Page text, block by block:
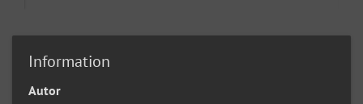
Information
Autor